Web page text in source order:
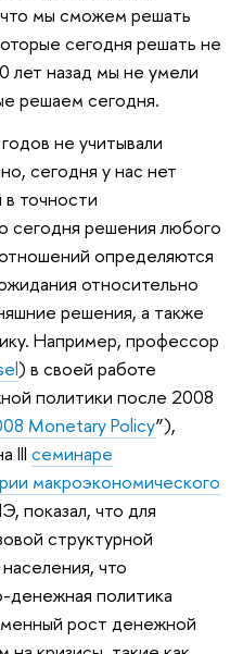
мы сможем решать
сегодня решать не
лет назад мы не умели
решаем сегодня.
не учитывали
сегодня у нас нет
в точности
сегодня решения любого
определяются
относительно
решения, а также
Например, профессор
) в своей работе
политики после 2008
Monetary Policy”),
III семинаре
макроэкономического
показал, что для
структурной
что
денежная политика
рост денежной